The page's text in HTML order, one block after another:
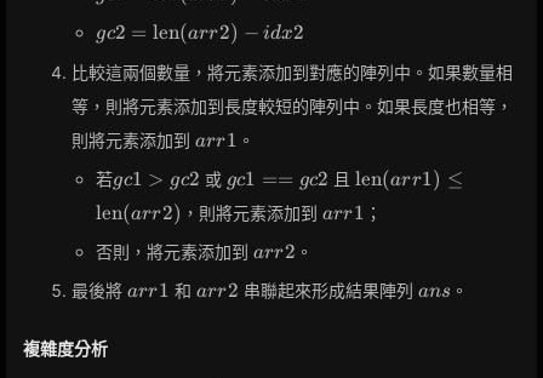
(arr1) -
idx1
gc2 =
(arr2) -
idx2
gc2 = len(arr2) − idx2
比較這兩個數量，將元素添加到對應的陣列中。如果數量相
等，則將元素添加到長度較短的陣列中。如果長度也相等，
則將元素添加到 arr1
arr1 。
若gc1
>
gc2
gc1 > gc2 或 gc1
==
gc2
gc1 == gc2 且\text{len}
(arr1)
\leq
len(arr1) ≤
len(arr2) ，則將元素添加到 arr1
arr1 ；
否則，將元素添加到 arr2
arr2 。
最後將 arr1
arr1 和 arr2
arr2 串聯起來形成結果陣列 ans
ans 。
複雜度分析